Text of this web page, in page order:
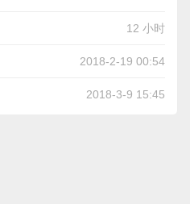
12 小时
2018-2-19 00:54
2018-3-9 15:45